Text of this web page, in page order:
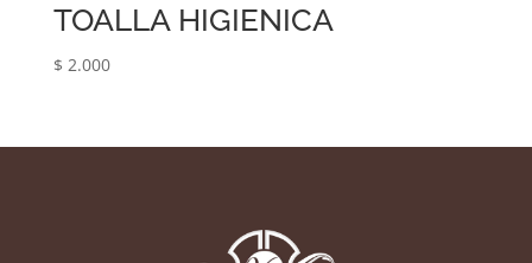
TOALLA HIGIENICA
$ 2.000